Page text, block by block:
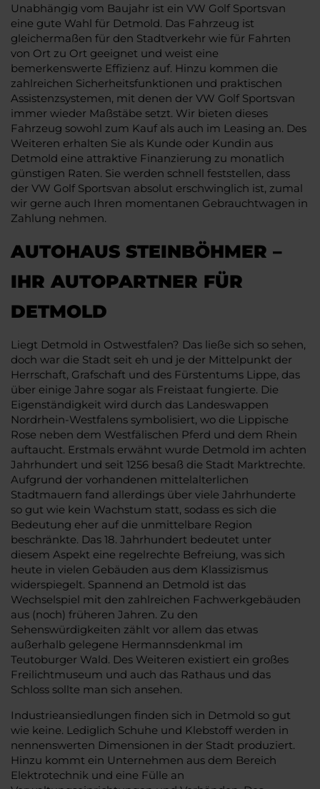
Unabhängig vom Baujahr ist ein VW Golf Sportsvan
eine gute Wahl für Detmold. Das Fahrzeug ist
gleichermaßen für den Stadtverkehr wie für Fahrten
von Ort zu Ort geeignet und weist eine
bemerkenswerte Effizienz auf. Hinzu kommen die
zahlreichen Sicherheitsfunktionen und praktischen
Assistenzsystemen, mit denen der VW Golf Sportsvan
immer wieder Maßstäbe setzt. Wir bieten dieses
Fahrzeug sowohl zum Kauf als auch im Leasing an. Des
Weiteren erhalten Sie als Kunde oder Kundin aus
Detmold eine attraktive Finanzierung zu monatlich
günstigen Raten. Sie werden schnell feststellen, dass
der VW Golf Sportsvan absolut erschwinglich ist, zumal
wir gerne auch Ihren momentanen Gebrauchtwagen in
Zahlung nehmen.
AUTOHAUS STEINBÖHMER –
IHR AUTOPARTNER FÜR
DETMOLD
Liegt Detmold in Ostwestfalen? Das ließe sich so sehen,
doch war die Stadt seit eh und je der Mittelpunkt der
Herrschaft, Grafschaft und des Fürstentums Lippe, das
über einige Jahre sogar als Freistaat fungierte. Die
Eigenständigkeit wird durch das Landeswappen
Nordrhein-Westfalens symbolisiert, wo die Lippische
Rose neben dem Westfälischen Pferd und dem Rhein
auftaucht. Erstmals erwähnt wurde Detmold im achten
Jahrhundert und seit 1256 besaß die Stadt Marktrechte.
Aufgrund der vorhandenen mittelalterlichen
Stadtmauern fand allerdings über viele Jahrhunderte
so gut wie kein Wachstum statt, sodass es sich die
Bedeutung eher auf die unmittelbare Region
beschränkte. Das 18. Jahrhundert bedeutet unter
diesem Aspekt eine regelrechte Befreiung, was sich
heute in vielen Gebäuden aus dem Klassizismus
widerspiegelt. Spannend an Detmold ist das
Wechselspiel mit den zahlreichen Fachwerkgebäuden
aus (noch) früheren Jahren. Zu den
Sehenswürdigkeiten zählt vor allem das etwas
außerhalb gelegene Hermannsdenkmal im
Teutoburger Wald. Des Weiteren existiert ein großes
Freilichtmuseum und auch das Rathaus und das
Schloss sollte man sich ansehen.
Industrieansiedlungen finden sich in Detmold so gut
wie keine. Lediglich Schuhe und Klebstoff werden in
nennenswerten Dimensionen in der Stadt produziert.
Hinzu kommt ein Unternehmen aus dem Bereich
Elektrotechnik und eine Fülle an